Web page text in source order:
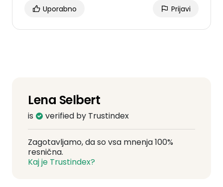
Uporabno Prijavi
Lena Selbert
is verified by Trustindex
Zagotavljamo, da so vsa mnenja 100%
resnična.
Kaj je Trustindex?